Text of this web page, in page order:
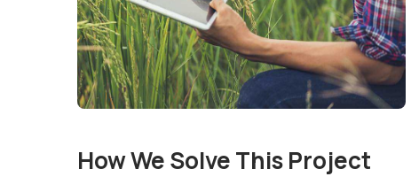
How We Solve This Project